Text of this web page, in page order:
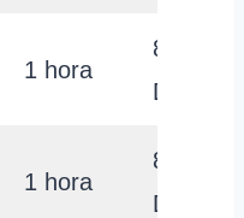
1 hora
8
1 hora
8